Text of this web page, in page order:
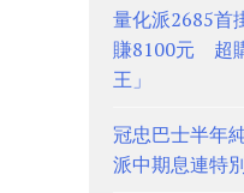
量化派2685首
賺8100元 超
王」
冠忠巴士半年
派中期息連特